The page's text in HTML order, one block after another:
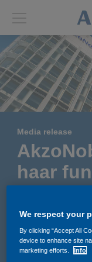
Back
ABOUT US
About us
Annual report
Brands
End-user segments
Back
INVESTORS
Investors
Shares and ADRs
Results center
Consensus
Media release
haar
24 september 2024
We respect your
By clicking “Accept All
device to enhance site
marketing efforts.
Info